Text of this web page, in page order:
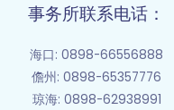
事务所联系电话：
海口: 0898-66556888
儋州 : 0898-65357776
琼海: 0898-62938991